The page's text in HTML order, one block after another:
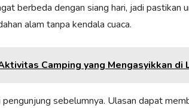
berbeda dengan siang hari, jadi pastikan
alam tanpa kendala cuaca.
Camping yang Mengasyikkan di
sebelumnya. Ulasan dapat